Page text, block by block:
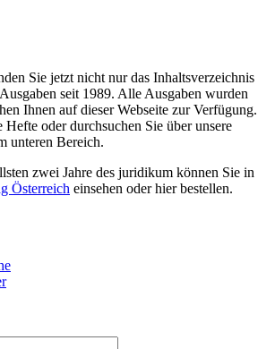
Sie jetzt nicht nur das Inhaltsverzeichnis
seit 1989. Alle Ausgaben wurden
Ihnen auf dieser Webseite zur Verfügung.
Hefte oder durchsuchen Sie über unsere
unteren Bereich.
zwei Jahre des juridikum können Sie in
Österreich einsehen oder hier bestellen.